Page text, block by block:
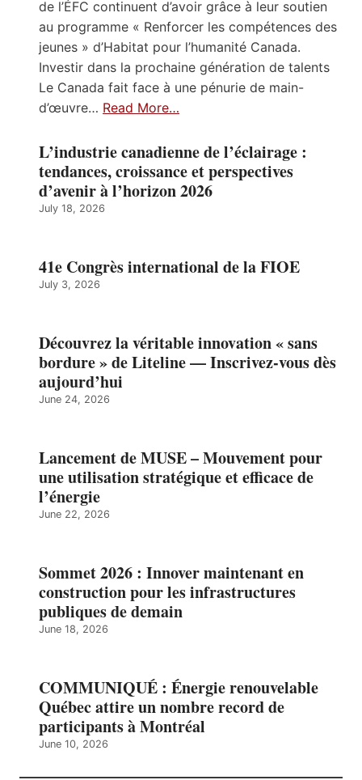
de l’ÉFC continuent d’avoir grâce à leur soutien
au programme « Renforcer les compétences des
jeunes » d’Habitat pour l’humanité Canada.
Investir dans la prochaine génération de talents
Le Canada fait face à une pénurie de main-
d’œuvre… Read More…
L’industrie canadienne de l’éclairage :
tendances, croissance et perspectives
d’avenir à l’horizon 2026
July 18, 2026
41e Congrès international de la FIOE
July 3, 2026
Découvrez la véritable innovation « sans
bordure » de Liteline — Inscrivez-vous dès
aujourd’hui
June 24, 2026
Lancement de MUSE – Mouvement pour
une utilisation stratégique et efficace de
l’énergie
June 22, 2026
Sommet 2026 : Innover maintenant en
construction pour les infrastructures
publiques de demain
June 18, 2026
COMMUNIQUÉ : Énergie renouvelable
Québec attire un nombre record de
participants à Montréal
June 10, 2026